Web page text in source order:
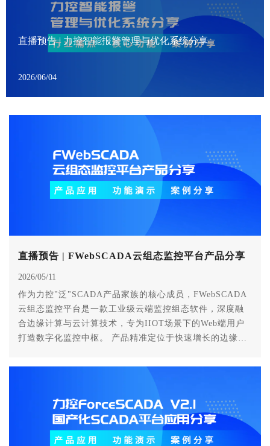
直播预告 | 力控智能报警管理与优化系统分享
2026/06/04
直播预告 | FWebSCADA云组态监控平台产品分享
2026/05/11
作为力控"泛"SCADA产品家族的核心成员，FWebSCADA
云组态监控平台是一款工业级云端监控组态软件，深度融
合边缘计算与云计算技术，专为IIOT场景下的Web端用户
打造数字化监控中枢。 产品精准定位于快速增长的边缘云
体系，实现从设备数据采集、存储配置到组态画面开发的
全生命周期云端管理，为智慧园区、楼宇自控、公用工